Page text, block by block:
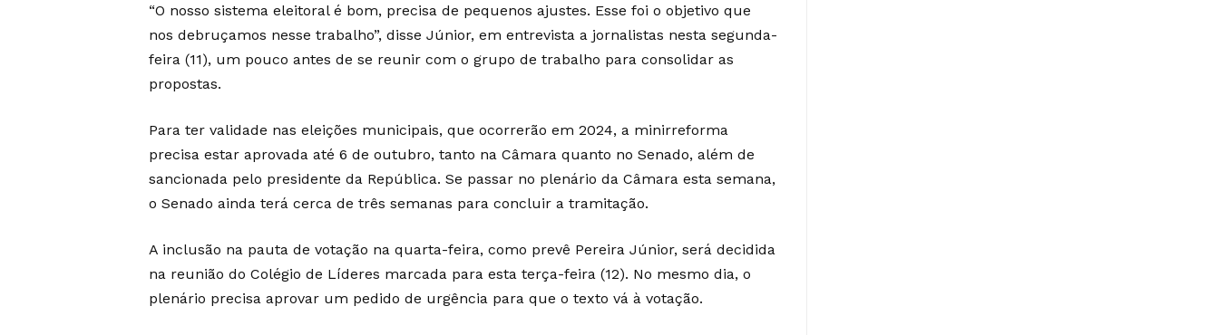
“O nosso sistema eleitoral é bom, precisa de pequenos ajustes. Esse foi o objetivo que
nos debruçamos nesse trabalho”, disse Júnior, em entrevista a jornalistas nesta segunda-
feira (11), um pouco antes de se reunir com o grupo de trabalho para consolidar as
propostas.
Para ter validade nas eleições municipais, que ocorrerão em 2024, a minirreforma
precisa estar aprovada até 6 de outubro, tanto na Câmara quanto no Senado, além de
sancionada pelo presidente da República. Se passar no plenário da Câmara esta semana,
o Senado ainda terá cerca de três semanas para concluir a tramitação.
A inclusão na pauta de votação na quarta-feira, como prevê Pereira Júnior, será decidida
na reunião do Colégio de Líderes marcada para esta terça-feira (12). No mesmo dia, o
plenário precisa aprovar um pedido de urgência para que o texto vá à votação.